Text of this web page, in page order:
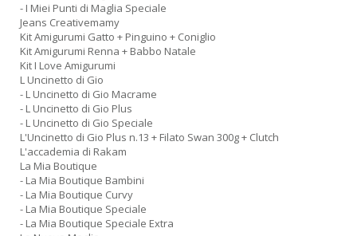
- I Miei Punti di Maglia Speciale
Jeans Creativemamy
Kit Amigurumi Gatto + Pinguino + Coniglio
Kit Amigurumi Renna + Babbo Natale
Kit I Love Amigurumi
L Uncinetto di Gio
- L Uncinetto di Gio Macrame
- L Uncinetto di Gio Plus
- L Uncinetto di Gio Speciale
L'Uncinetto di Gio Plus n.13 + Filato Swan 300g + Clutch
L'accademia di Rakam
La Mia Boutique
- La Mia Boutique Bambini
- La Mia Boutique Curvy
- La Mia Boutique Speciale
- La Mia Boutique Speciale Extra